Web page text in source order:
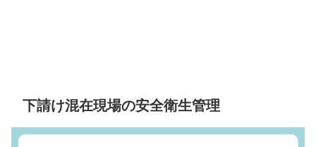
下請け混在現場の安全衛生管理